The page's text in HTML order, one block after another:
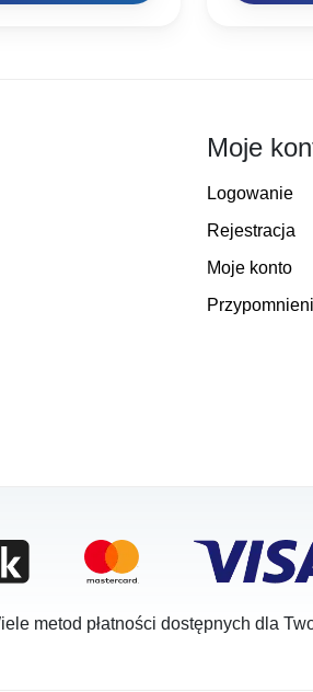
Moje
Logowanie
Rejestracja
Moje konto
metod płatności dostępnych dla